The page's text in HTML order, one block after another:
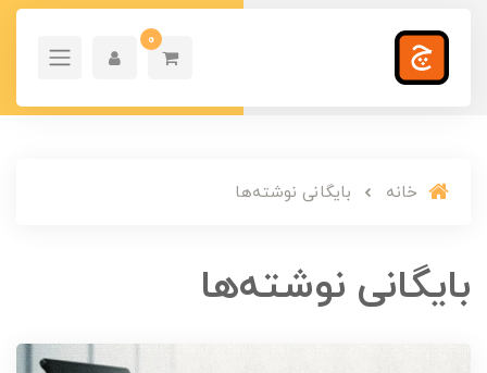
0
خانه بایگانی نوشته‌ها
بایگانی نوشته‌ها